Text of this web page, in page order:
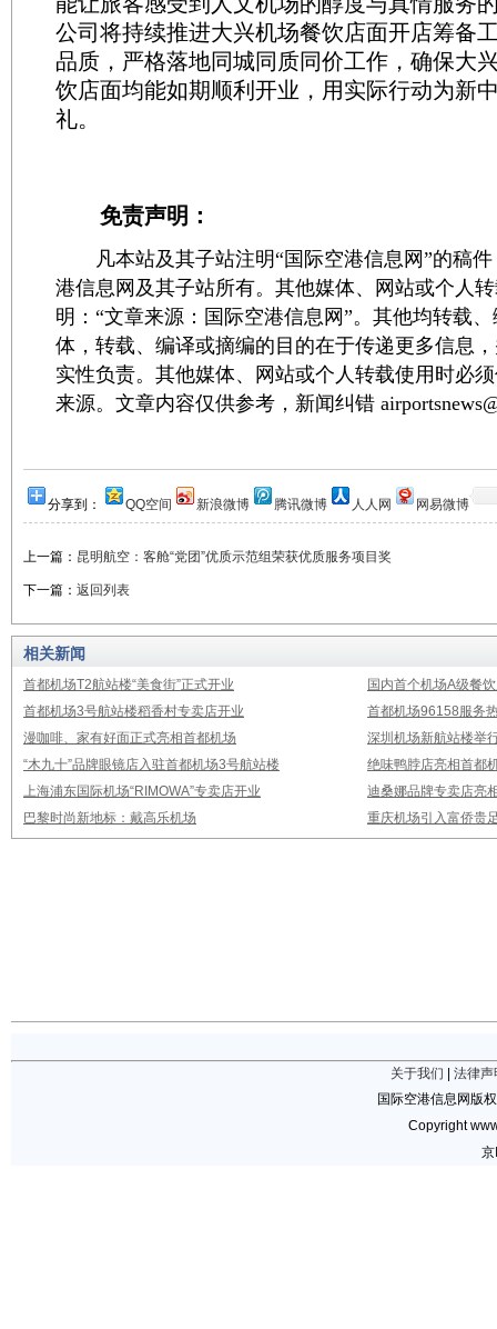
公司将持续推进大兴机场餐饮店面开店筹备
品质，严格落地同城同质同价工作，确保大
饮店面均能如期顺利开业，用实际行动为新
礼。
免责声明：
凡本站及其子站注明“国际空港信息网”的稿件
港信息网及其子站所有。其他媒体、网站或个人
明：“文章来源：国际空港信息网”。其他均转载
体，转载、编译或摘编的目的在于传递更多信息
实性负责。其他媒体、网站或个人转载使用时必
来源。文章内容仅供参考，新闻纠错
分享到： QQ空间 新浪微博 腾讯微博 人人网 网易微博
上一篇： 昆明航空：客舱“党团”优质示范组荣获优质服务项目奖
下一篇： 返回列表
相关新闻
首都机场T2航站楼“美食街”正式开业
国内首个机场A级餐
首都机场3号航站楼稻香村专卖店开业
首都机场96158服务
漫咖啡、家有好面正式亮相首都机场
深圳机场新航站楼举
“木九十”品牌眼镜店入驻首都机场3号航站楼
绝味鸭脖店亮相首都
上海浦东国际机场“RIMOWA”专卖店开业
迪桑娜品牌专卖店亮
巴黎时尚新地标：戴高乐机场
重庆机场引入富侨贵
关于我们
法律声
国际空港信息网版
Copyright